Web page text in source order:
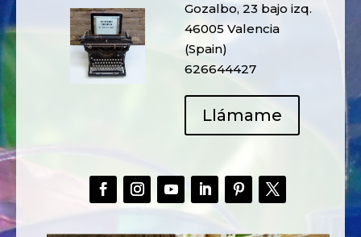
Gozalbo, 23 bajo izq.
46005 Valencia
(Spain)
626644427
Llámame